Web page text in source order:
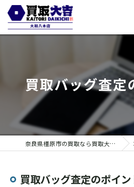
買取バッグ査定
奈良県橿原市の買取なら買取大吉 大和八木店
買取バッグ査定のポイン